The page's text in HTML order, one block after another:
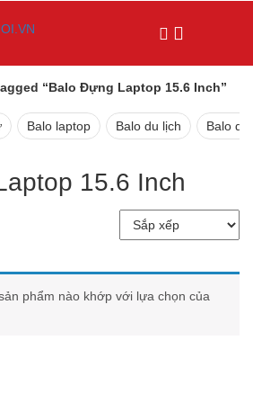
“Balo Đựng Laptop 15.6 Inch”
Balo laptop Balo du lịch Balo da
15.6 Inch
phẩm nào khớp với lựa chọn của